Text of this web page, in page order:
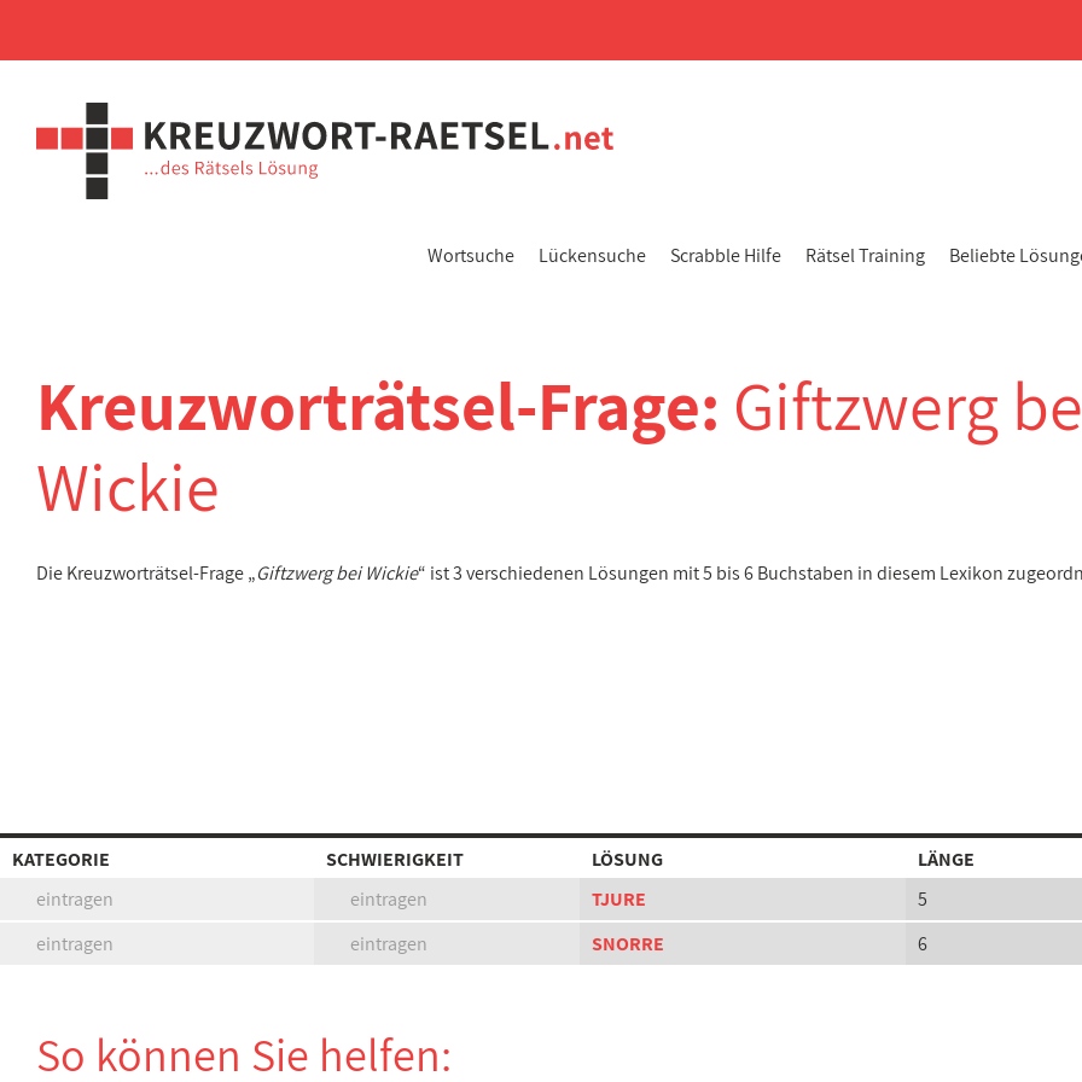
Wortsuche Lückensuche Scrabble Hilfe Rätsel Training Beliebte
Kreuzworträtsel-Frage: Giftzwerg
Wickie
Die Kreuzworträtsel-Frage „Giftzwerg bei Wickie“ ist 3 verschiedenen Lösungen mit 5 bis 6 Buchstaben in diesem Lexikon
KATEGORIE SCHWIERIGKEIT LÖSUNG
LÄNGE
eintragen
eintragen TJURE
5
eintragen
eintragen SNORRE 6
So können Sie helfen: